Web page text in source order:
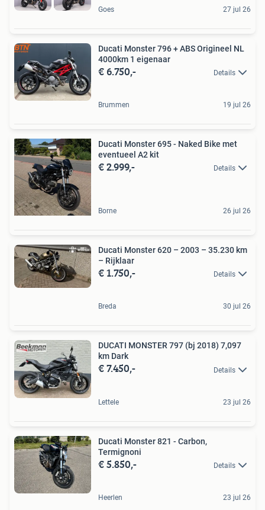
Goes 27 jul 26
Ducati Monster 796 + ABS Origineel NL
4000km 1 eigenaar
€ 6.750,- Details
Brummen 19 jul 26
Ducati Monster 695 - Naked Bike met
eventueel A2 kit
€ 2.999,- Details
Borne 26 jul 26
Ducati Monster 620 – 2003 – 35.230 km
– Rijklaar
€ 1.750,- Details
Breda 30 jul 26
DUCATI MONSTER 797 (bj 2018) 7,097
km Dark
€ 7.450,- Details
Lettele 23 jul 26
Ducati Monster 821 - Carbon,
Termignoni
€ 5.850,- Details
Heerlen 23 jul 26